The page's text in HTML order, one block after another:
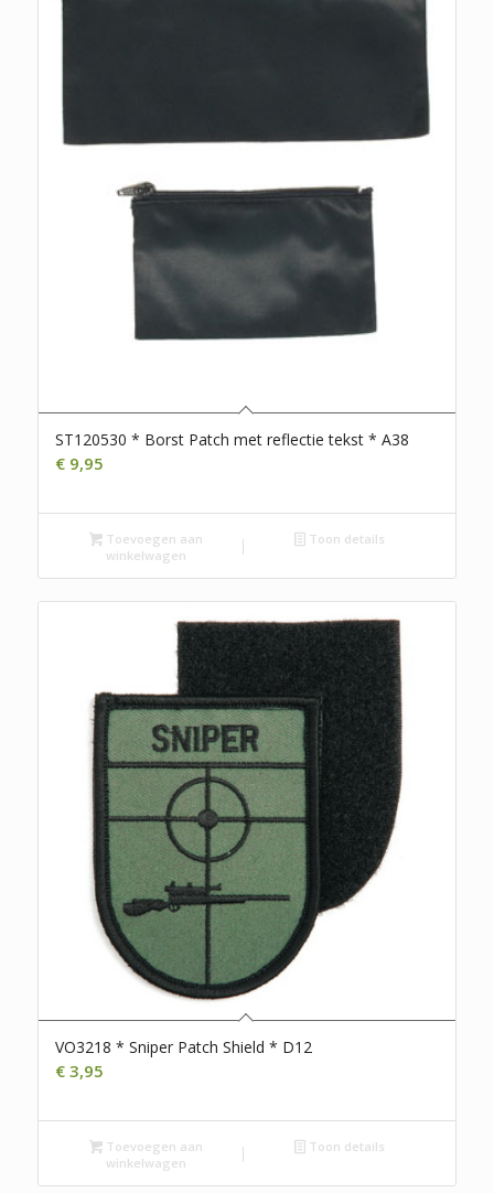
ST120530 * Borst Patch met reflectie tekst * A38
€9,95
Toevoegen aan
winkelwagen
Toon details
VO3218 * Sniper Patch Shield * D12
€3,95
Toevoegen aan
winkelwagen
Toon details